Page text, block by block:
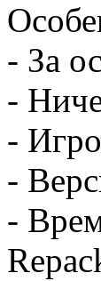
- За
-
-
-
-